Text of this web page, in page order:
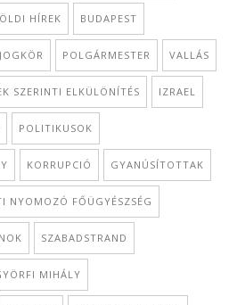
HÍREK BUDAPEST
JOGKÖR POLGÁRMESTER VALLÁS
SZERINTI ELKÜLÖNÍTÉS IZRAEL
POLITIKUSOK
KORRUPCIÓ GYANÚSÍTOTTAK
NYOMOZÓ FŐÜGYÉSZSÉG
SZABADSTRAND
MIHÁLY